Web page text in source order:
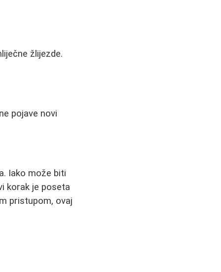
žlijezde.
pojave novi
Iako može biti
korak je poseta
pristupom, ovaj